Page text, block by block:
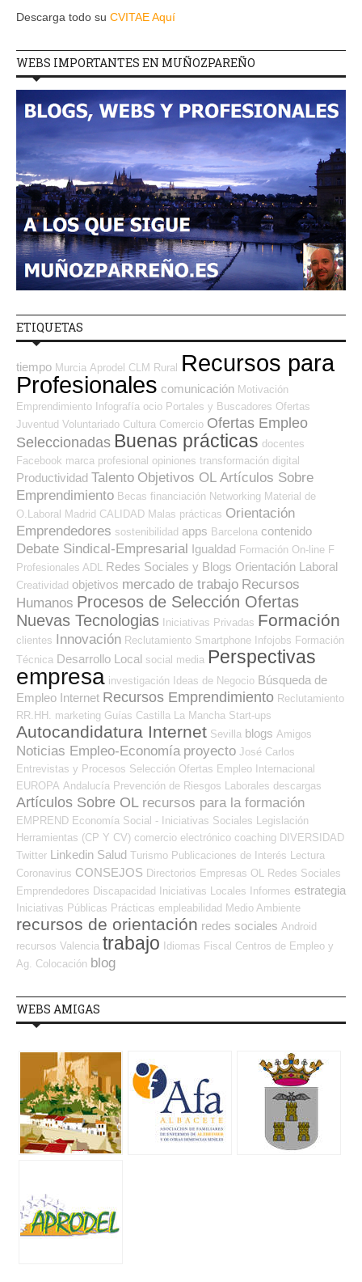
Descarga todo su CVITAE Aquí
WEBS IMPORTANTES EN MUÑOZPAREÑO
ETIQUETAS
tiempo Murcia Aprodel CLM Rural Recursos para
Profesionales comunicación Motivación
Emprendimiento Infografía ocio Portales y Buscadores Ofertas
Juventud Voluntariado Cultura Comercio Ofertas Empleo
Seleccionadas Buenas prácticas docentes
Facebook marca profesional opiniones transformación digital
Productividad Talento Objetivos OL Artículos Sobre
Emprendimiento Becas financiación Networking Material de
O.Laboral Madrid CALIDAD Malas prácticas Orientación
Emprendedores sostenibilidad apps Barcelona contenido
Debate Sindical-Empresarial Igualdad Formación On-line F
Profesionales ADL Redes Sociales y Blogs Orientación Laboral
Creatividad objetivos mercado de trabajo Recursos
Humanos Procesos de Selección Ofertas
Nuevas Tecnologias Iniciativas Privadas Formación
clientes Innovación Reclutamiento Smartphone Infojobs Formación
Técnica Desarrollo Local social media Perspectivas
empresa investigación Ideas de Negocio Búsqueda de
Empleo Internet Recursos Emprendimiento Reclutamiento
RR.HH. marketing Guías Castilla La Mancha Start-ups
Autocandidatura Internet Sevilla blogs Amigos
Noticias Empleo-Economía proyecto José Carlos
Entrevistas y Procesos Selección Ofertas Empleo Internacional
EUROPA Andalucía Prevención de Riesgos Laborales descargas
Artículos Sobre OL recursos para la formación
EMPREND Economía Social - Iniciativas Sociales Legislación
Herramientas (CP Y CV) comercio electrónico coaching DIVERSIDAD
Twitter Linkedin Salud Turismo Publicaciones de Interés Lectura
Coronavirus CONSEJOS Directorios Empresas OL Redes Sociales
Emprendedores Discapacidad Iniciativas Locales Informes estrategia
Iniciativas Públicas Prácticas empleabilidad Medio Ambiente
recursos de orientación redes sociales Android
recursos Valencia trabajo Idiomas Fiscal Centros de Empleo y
Ag. Colocación blog
WEBS AMIGAS